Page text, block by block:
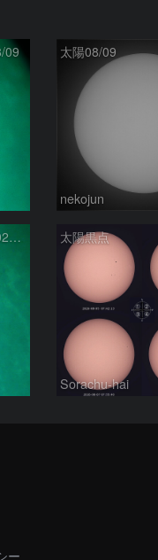
09 太陽08/09
nekojun
活動領域 4498,4500：2026/08/08 太陽黒点
Sorachu-hai
ー